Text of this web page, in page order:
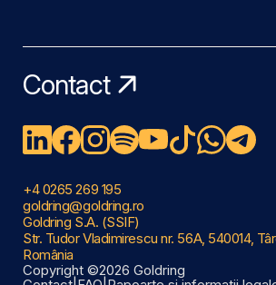
Contact
+4 0265 269 195
goldring@goldring.ro
Goldring S.A. (SSIF)
Str. Tudor Vladimirescu nr. 56A, 540014,
România
Copyright ©2026 Goldring